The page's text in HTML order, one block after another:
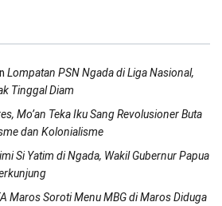
Lompatan PSN Ngada di Liga Nasional,
Tinggal Diam
Mo’an Teka Iku Sang Revolusioner Buta
dan Kolonialisme
Si Yatim di Ngada, Wakil Gubernur Papua
Maros Soroti Menu MBG di Maros Diduga